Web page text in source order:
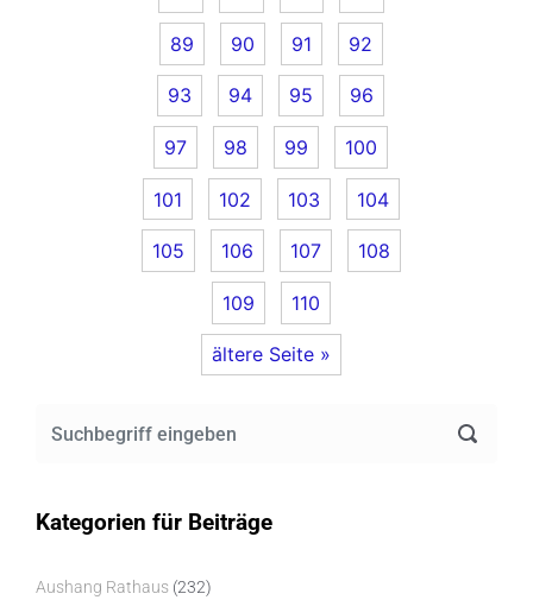
89 90 91 92
93 94 95 96
97 98 99 100
101 102 103 104
105 106 107 108
109 110
ältere Seite »
Kategorien für Beiträge
Aushang Rathaus (232)